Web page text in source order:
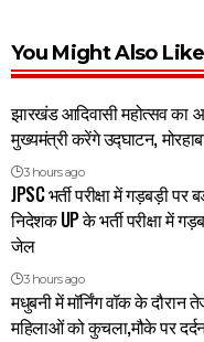
You Might Also Like
झारखंड आदिवासी महोत्सव का
मुख्यमंत्री करेंगे उद्घाटन,
3 hours ago
JPSC भर्ती परीक्षा में गड़बड़ी
निदेशक UP के भर्ती परीक्षा में
जेल
3 hours ago
मधुबनी में मॉर्निंग वॉक के दौरान
महिलाओं को कुचला,मौके पर